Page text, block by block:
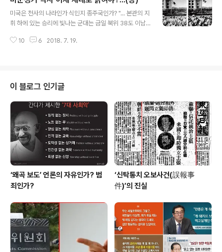
뿐이다 .”(1948 년 9 월 3 일-친일파 처단에 대하여)“ 법
으로써 죄를 벌함은 범죄자에게 보복을 가하는 것보다는
다 ”(1948년 9월 24일-반민족행위자 처단에 대하여)“
미국은 천사의 나라인가 식민지 종주국인가? "... 본관의 지
휘 하에 있는 승리에 빛나는 군대는 금일 북위 38도 이남
8월 15일까지 3년 ‘재조선 미국 육군사령부 군정청’(미군
은 불과 3년 동안 우리나라를 지배한 것에 불과하지만 그
것이 미친 영향은 40년이 지난 지금에도 계속되고 있다.
미군정기간 3년간 동안 미국이 한반도에서 한 일을 밝히는
것이 오늘 날 한미관계를 바로 세우는 바로미터가 되지 않
을까? 미군정기는 미국이 공산주의로부터 대한민국을 지
켜준 혈맹이요, 은혜의 나라로 ..
10 6 2018. 7. 19.
이 블로그 인기글
‘왜곡 보도’ 언론의 자유인가? 범
죄인가?
‘신탁통치 오보사건(誤報事
件)’의 진실